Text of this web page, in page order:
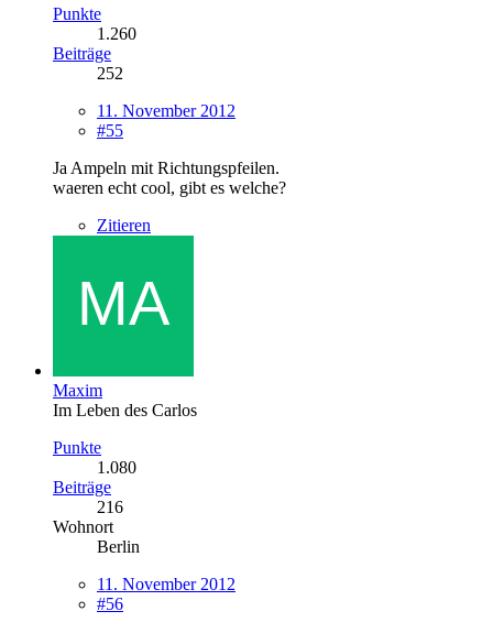
Punkte
1.260
Beiträge
252
11. November 2012
#55
Ja Ampeln mit Richtungspfeilen.
waeren echt cool, gibt es welche?
Zitieren
Maxim
Im Leben des Carlos
Punkte
1.080
Beiträge
216
Wohnort
Berlin
11. November 2012
#56